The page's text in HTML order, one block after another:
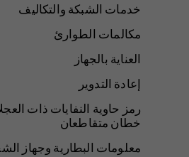
خدمات الشبكة والتكاليف
مكالمات الطوارئ
العناية بالجهاز
إعادة التدوير
رمز حاوية النفايات ذات
خطان متقاطعان
معلومات البطارية وجهاز